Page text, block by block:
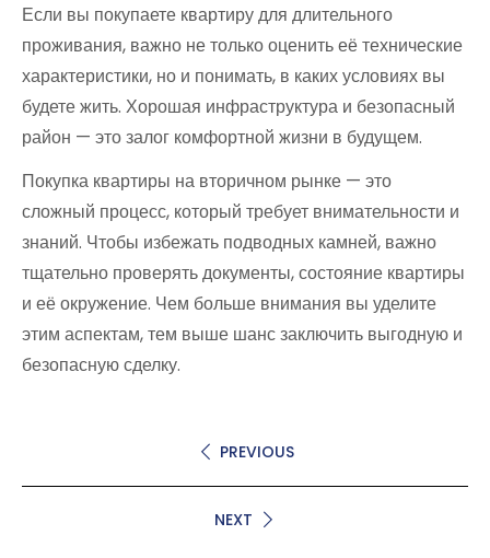
Если вы покупаете квартиру для длительного
проживания, важно не только оценить её технические
характеристики, но и понимать, в каких условиях вы
будете жить. Хорошая инфраструктура и безопасный
район — это залог комфортной жизни в будущем.
Покупка квартиры на вторичном рынке — это
сложный процесс, который требует внимательности и
знаний. Чтобы избежать подводных камней, важно
тщательно проверять документы, состояние квартиры
и её окружение. Чем больше внимания вы уделите
этим аспектам, тем выше шанс заключить выгодную и
безопасную сделку.
PREVIOUS
NEXT